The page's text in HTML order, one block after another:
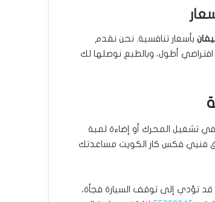
بأسعار تنافسية. نحن نقدم
أطول، وبالطبع نوصلها لك
تشغيل المحرك أو إضاءة لمبة
فنيي فكس كار الكويت مساعدتك
قد تؤدي إلى توقف السيارة فجأة،